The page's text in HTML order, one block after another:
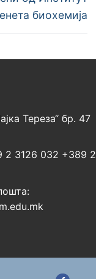
биохемија
Тереза“ бр. 47
2 3126 032 +389 2